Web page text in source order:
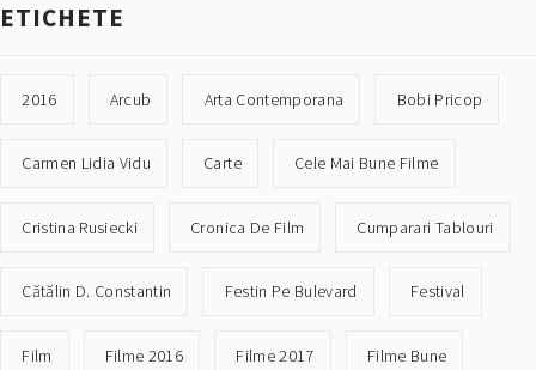
ETICHETE
2016 Arcub Arta Contemporana Bobi Pricop
Carmen Lidia Vidu Carte Cele Mai Bune Filme
Cristina Rusiecki Cronica De Film Cumparari Tablouri
Cătălin D. Constantin Festin Pe Bulevard Festival
Film Filme 2016 Filme 2017 Filme Bune